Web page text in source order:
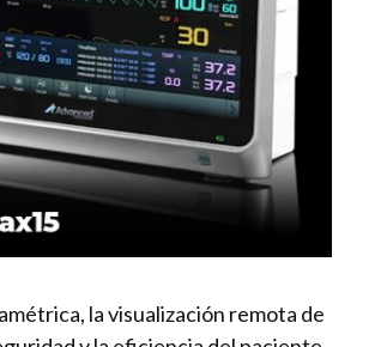
la visualización remota de